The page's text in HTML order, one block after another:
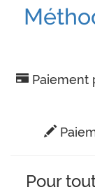
Paiement
Pour